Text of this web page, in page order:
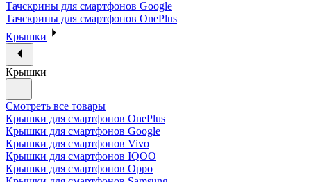
Тачскрины для смартфонов Google
Тачскрины для смартфонов OnePlus
Крышки
Крышки
Смотреть все товары
Крышки для смартфонов OnePlus
Крышки для смартфонов Google
Крышки для смартфонов Vivo
Крышки для смартфонов IQOO
Крышки для смартфонов Oppo